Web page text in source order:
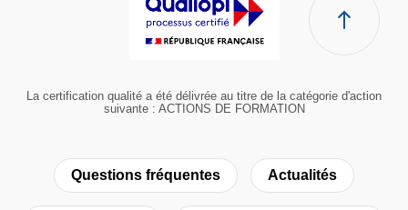
La certification qualité a été délivrée au titre de la catégorie d'action
suivante : ACTIONS DE FORMATION
Questions fréquentes Actualités